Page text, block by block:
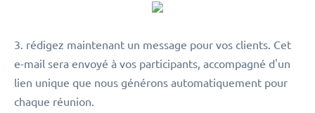
3. rédigez maintenant un message pour vos clients. Cet
e-mail sera envoyé à vos participants, accompagné d'un
lien unique que nous générons automatiquement pour
chaque réunion.